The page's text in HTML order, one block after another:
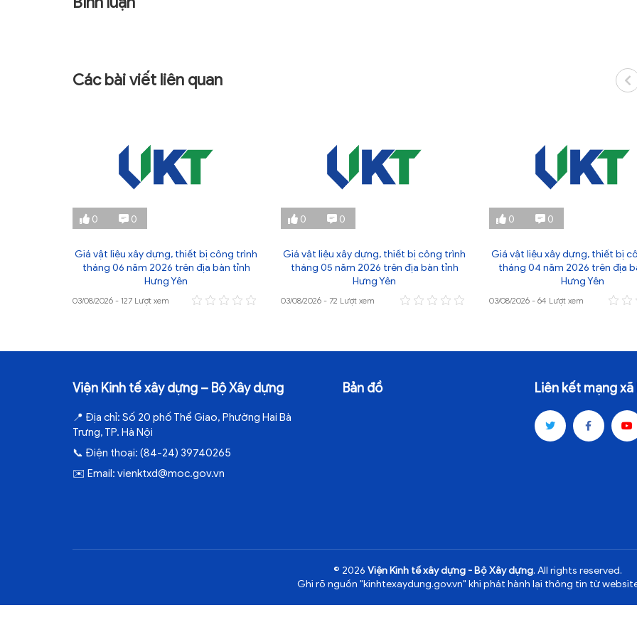
Các bài viết liên quan
0 0
Giá vật liệu xây dựng, thiết bị công trình
tháng 06 năm 2026 trên địa bàn tỉnh
Hưng Yên
03/08/2026 - 127 Lượt xem
0 0
Giá vật liệu xây dựng, thiết bị công trình
tháng 05 năm 2026 trên địa bàn tỉnh
Hưng Yên
03/08/2026 - 72 Lượt xem
0 0
Giá vật liệu xây dựng, thiết bị
tháng 04 năm 2026 trên địa
Hưng Yên
03/08/2026 - 64 Lượt xem
Viện Kinh tế xây dựng – Bộ Xây dựng
📍 Địa chỉ: Số 20 phố Thể Giao, Phường Hai Bà
Trưng, TP. Hà Nội
📞 Điện thoại: (84-24) 39740265
✉️ Email: vienktxd@moc.gov.vn
Bản đồ Liên kết mạng xã
© 2026 Viện Kinh tế xây dựng - Bộ Xây dựng. All rights reserved.
Ghi rõ nguồn "kinhtexaydung.gov.vn" khi phát hành lại thông tin từ